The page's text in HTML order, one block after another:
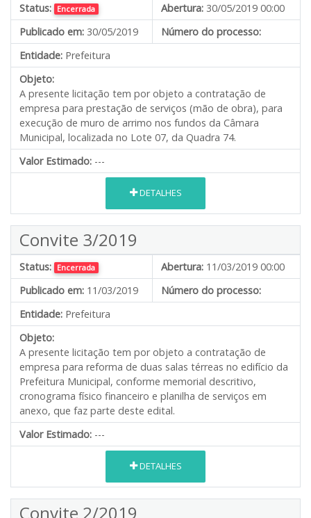
Status: Encerrada Abertura: 30/05/2019 00:00
Publicado em: 30/05/2019
Número do processo:
Entidade: Prefeitura
Objeto:
A presente licitação tem por objeto a contratação de
empresa para prestação de serviços (mão de obra), para
execução de muro de arrimo nos fundos da Câmara
Municipal, localizada no Lote 07, da Quadra 74.
Valor Estimado: ---
DETALHES
Convite 3/2019
Status: Encerrada Abertura: 11/03/2019 00:00
Publicado em: 11/03/2019
Número do processo:
Entidade: Prefeitura
Objeto:
A presente licitação tem por objeto a contratação de
empresa para reforma de duas salas térreas no edifício da
Prefeitura Municipal, conforme memorial descritivo,
cronograma físico financeiro e planilha de serviços em
anexo, que faz parte deste edital.
Valor Estimado: ---
DETALHES
Convite 2/2019